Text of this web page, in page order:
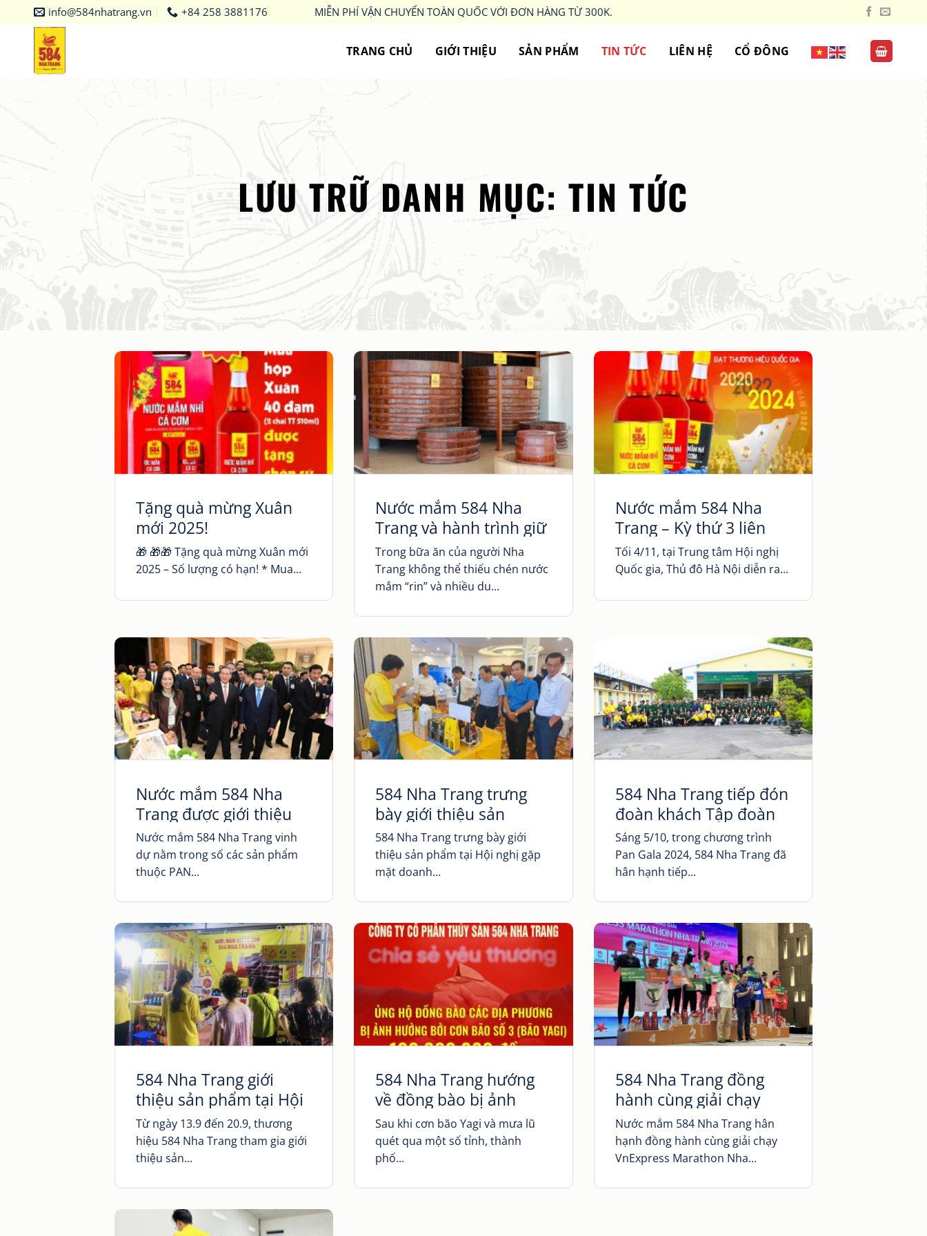
qua
info@584nhatrang.vn +84 258 3881176 MIỄN PHÍ VẬN CHUYỂN TOÀN QUỐC VỚI ĐƠN HÀNG TỪ 300K.
TRANG CHỦ GIỚI THIỆU SẢN PHẨM TIN TỨC LIÊN HỆ CỔ ĐÔNG
LƯU TRỮ DANH MỤC:TIN TỨC
Tặng quà mừng Xuân
mới 2025!
🎁 🎁🎁 Tặng quà mừng Xuân mới
2025 – Số lượng có hạn! * Mua...
Nước mắm 584 Nha
Trang và hành trình giữ
vị quà của biển
Trong bữa ăn của người Nha
Trang không thể thiếu chén nước
mắm “rin” và nhiều du...
Nước mắm 584 Nha
Trang – Kỳ thứ 3 liên
tiếp đạt Thương hiệu
Quốc Gia
Tối 4/11, tại Trung tâm Hội nghị
Quốc gia, Thủ đô Hà Nội diễn ra...
Nước mắm 584 Nha
Trang được giới thiệu
nhân chuyến thăm Việt
Nam của Thủ tướng
Trung Quốc Lý Cường
Nước mắm 584 Nha Trang vinh
dự nằm trong số các sản phẩm
thuộc PAN...
584 Nha Trang trưng
bày giới thiệu sản
phẩm tại Hội nghị
Doanh nghiệp Việt Nam
(13/10)
584 Nha Trang trưng bày giới
thiệu sản phẩm tại Hội nghị gặp
mặt doanh...
584 Nha Trang tiếp đón
đoàn khách Tập đoàn
PAN đến tham quan
Nhà máy Diên Phú
Sáng 5/10, trong chương trình
Pan Gala 2024, 584 Nha Trang đã
hân hạnh tiếp...
584 Nha Trang giới
thiệu sản phẩm tại Hội
chợ Hàng Tiêu dùng
năm 2024 (Hà Nội)
Từ ngày 13.9 đến 20.9, thương
hiệu 584 Nha Trang tham gia giới
thiệu sản...
584 Nha Trang hướng
về đồng bào bị ảnh
hưởng bởi cơn bão số 3
(bão Yagi)
Sau khi cơn bão Yagi và mưa lũ
quét qua một số tỉnh, thành
phố...
584 Nha Trang đồng
hành cùng giải chạy
VnExpress Marathon
Nha Trang 2024.
Nước mắm 584 Nha Trang hân
hạnh đồng hành cùng giải chạy
VnExpress Marathon Nha...